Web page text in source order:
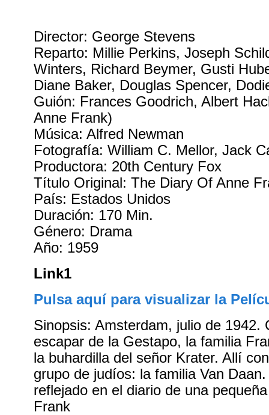
Director: George Stevens
Reparto: Millie Perkins, Joseph
Winters, Richard Beymer, Gusti
Diane Baker, Douglas Spencer,
Guión: Frances Goodrich, Albert
Anne Frank)
Música: Alfred Newman
Fotografía: William C. Mellor, Jack
Productora: 20th Century Fox
Título Original: The Diary Of Anne
País: Estados Unidos
Duración: 170 Min.
Género: Drama
Año: 1959
Link1
Pulsa aquí para visualizar la
Sinopsis: Amsterdam, julio de 1942.
escapar de la Gestapo, la familia
la buhardilla del señor Krater. Allí
grupo de judíos: la familia Van
reflejado en el diario de una
Frank